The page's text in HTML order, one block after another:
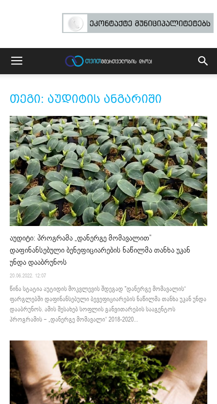
თეგი: აუდიტის ანგარიში
აუდიტი: პროგრამა „დანერგე მომავალით”
დაფინანსებული ბენეფიციარების ნაწილმა თანხა უკან
უნდა დააბრუნოს
20.06.2022. 12:07
წინა სტატია აუტიდის მოკვლევის შდეგად "დანერგე მომავალის“
ფარგლებში დაფინანსებული ბევეფიციარების ნაწილმა თანხა უკან უნდა
დააბრუნოს. ამის შესახებ სოფლის განვითარების სააგენტოს
პროგრამის − „დანერგე მომავალი“ 2018-2020...